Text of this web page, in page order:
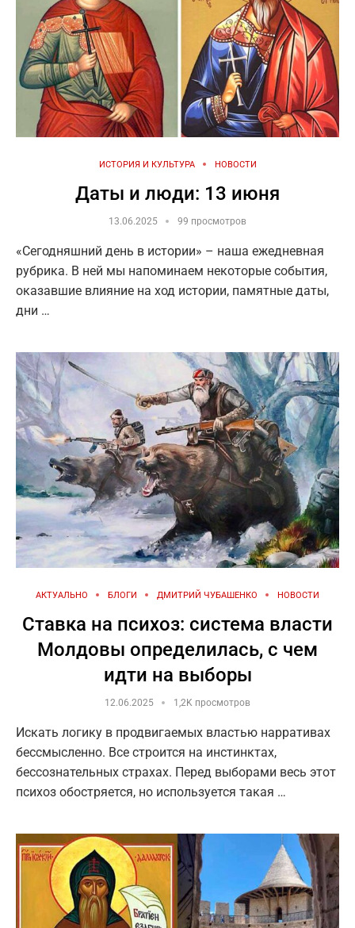
ИСТОРИЯ И КУЛЬТУРА НОВОСТИ
Даты и люди: 13 июня
13.06.2025 99 просмотров
«Сегодняшний день в истории» – наша ежедневная
рубрика. В ней мы напоминаем некоторые события,
оказавшие влияние на ход истории, памятные даты,
дни …
АКТУАЛЬНО БЛОГИ ДМИТРИЙ ЧУБАШЕНКО НОВОСТИ
Ставка на психоз: система власти
Молдовы определилась, с чем
идти на выборы
12.06.2025 1,2K просмотров
Искать логику в продвигаемых властью нарративах
бессмысленно. Все строится на инстинктах,
бессознательных страхах. Перед выборами весь этот
психоз обостряется, но используется такая …